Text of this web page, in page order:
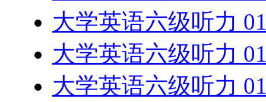
大学英语六级听力
大学英语六级听力
大学英语六级听力